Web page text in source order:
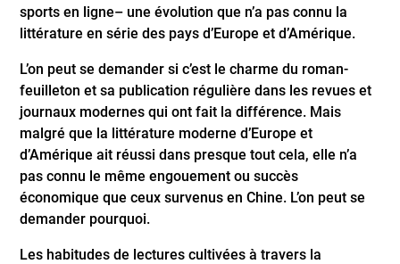
sports en ligne– une évolution que n’a pas connu la
littérature en série des pays d’Europe et d’Amérique.
L’on peut se demander si c’est le charme du roman-
feuilleton et sa publication régulière dans les revues et
journaux modernes qui ont fait la différence. Mais
malgré que la littérature moderne d’Europe et
d’Amérique ait réussi dans presque tout cela, elle n’a
pas connu le même engouement ou succès
économique que ceux survenus en Chine. L’on peut se
demander pourquoi.
Les habitudes de lectures cultivées à travers la